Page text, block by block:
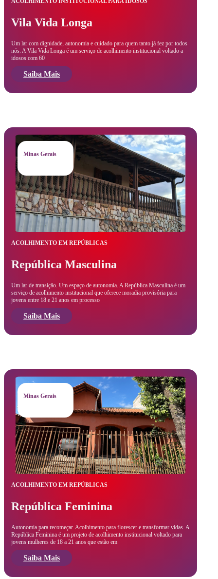
Vila Vida Longa
Um lar com dignidade, autonomia e cuidado para quem tanto já fez por todos
nós. A Vila Vida Longa é um serviço de acolhimento institucional voltado a
idosos com 60
Saiba Mais
Minas Gerais
ACOLHIMENTO EM REPÚBLICAS
República Masculina
Um lar de transição. Um espaço de autonomia. A República Masculina é um
serviço de acolhimento institucional que oferece moradia provisória para
jovens entre 18 e 21 anos em processo
Saiba Mais
Minas Gerais
ACOLHIMENTO EM REPÚBLICAS
República Feminina
Autonomia para recomeçar. Acolhimento para florescer e transformar vidas. A
República Feminina é um projeto de acolhimento institucional voltado para
jovens mulheres de 18 a 21 anos que estão em
Saiba Mais